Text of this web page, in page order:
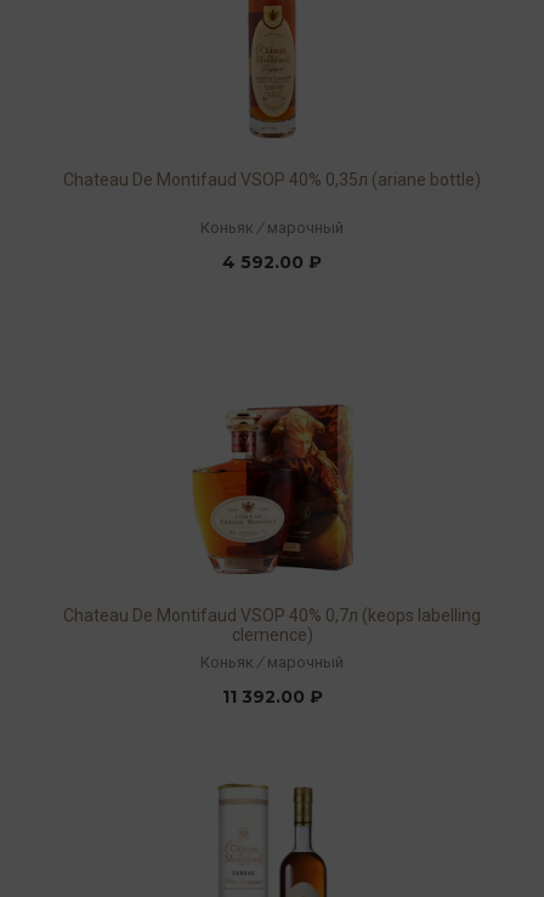
Chateau De Montifaud VSOP 40% 0,35л (ariane bottle)
Коньяк / марочный
4 592.00 ₽
Chateau De Montifaud VSOP 40% 0,7л (keops labelling
clemence)
Коньяк / марочный
11 392.00 ₽